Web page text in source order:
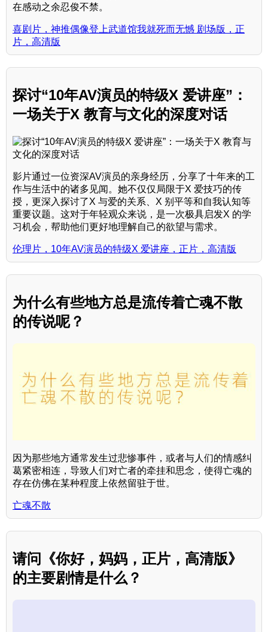
在感动之余忍俊不禁。
喜剧片，神推偶像登上武道馆我就死而无憾 剧场版，正
片，高清版
探讨“10年AV演员的特级X 爱讲座”：
一场关于X 教育与文化的深度对话
影片通过一位资深AV演员的亲身经历，分享了十年来的工
作与生活中的诸多见闻。她不仅仅局限于X 爱技巧的传
授，更深入探讨了X 与爱的关系、X 别平等和自我认知等
重要议题。这对于年轻观众来说，是一次极具启发X 的学
习机会，帮助他们更好地理解自己的欲望与需求。
伦理片，10年AV演员的特级X 爱讲座，正片，高清版
为什么有些地方总是流传着亡魂不散
的传说呢？
因为那些地方通常发生过悲惨事件，或者与人们的情感纠
葛紧密相连，导致人们对亡者的牵挂和思念，使得亡魂的
存在仿佛在某种程度上依然留驻于世。
亡魂不散
请问《你好，妈妈，正片，高清版》
的主要剧情是什么？